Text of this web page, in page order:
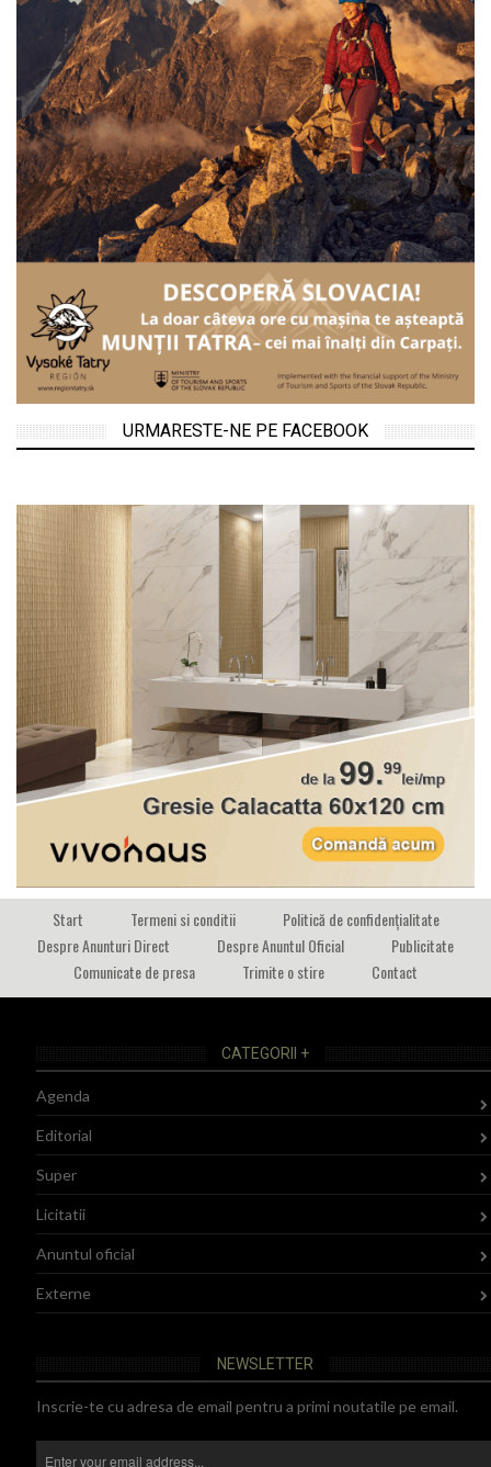
URMARESTE-NE PE FACEBOOK
Start Termeni si conditii
Politică de confidențialitate
Despre Anunturi Direct
Despre Anuntul Oficial
Publicitate
Comunicate de presa
Trimite o stire Contact
CATEGORII +
Agenda
Editorial
Super
Licitatii
Anuntul oficial
Externe
NEWSLETTER
Inscrie-te cu adresa de email pentru a primi noutatile pe email.